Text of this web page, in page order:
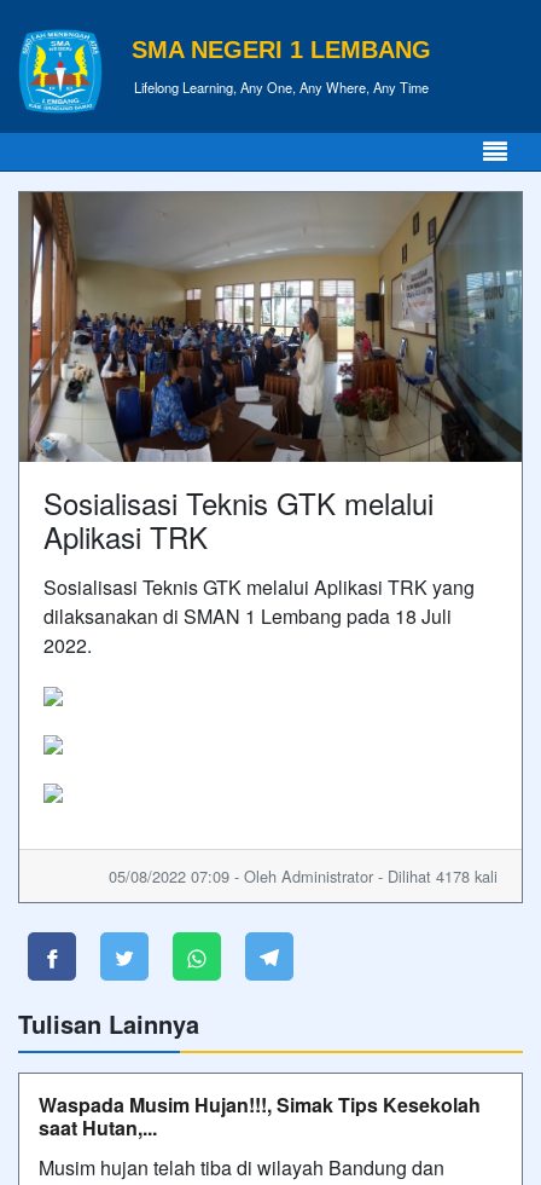
SMA NEGERI 1 LEMBANG
Lifelong Learning, Any One, Any Where, Any Time
Sosialisasi Teknis GTK melalui
Aplikasi TRK
Sosialisasi Teknis GTK melalui Aplikasi TRK yang
dilaksanakan di SMAN 1 Lembang pada 18 Juli
2022.
05/08/2022 07:09 - Oleh Administrator - Dilihat 4178 kali
Tulisan Lainnya
Waspada Musim Hujan!!!, Simak Tips Kesekolah
saat Hutan,...
Musim hujan telah tiba di wilayah Bandung dan